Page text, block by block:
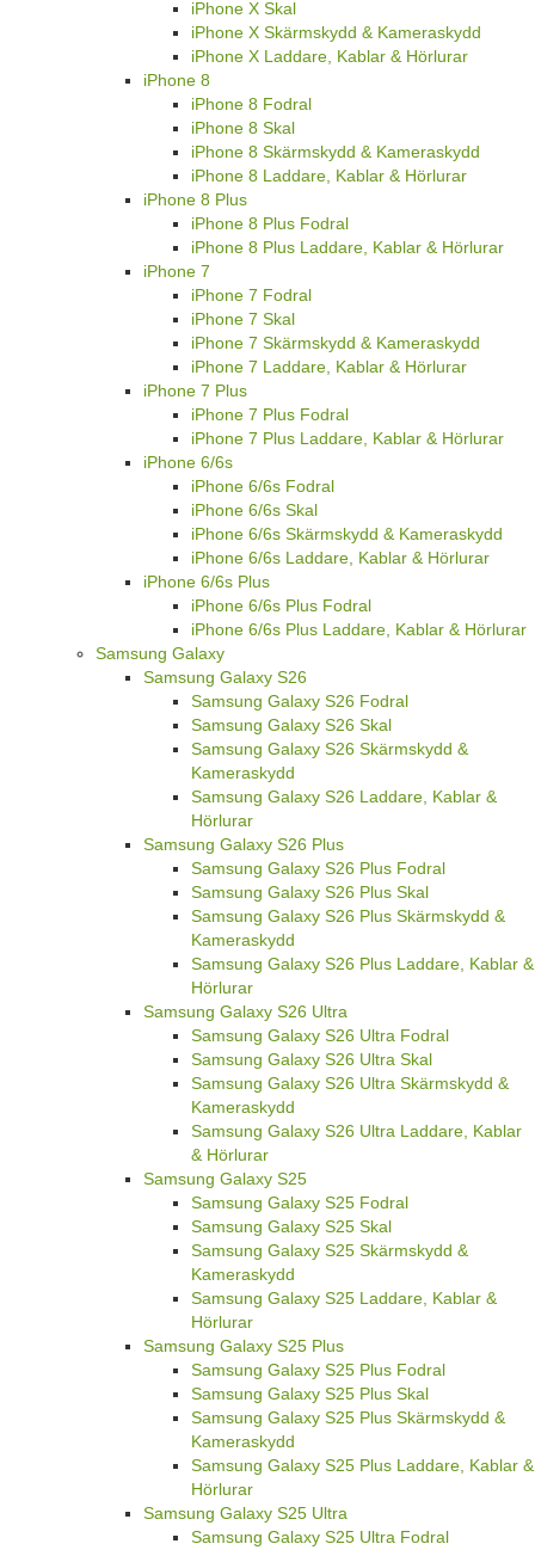
iPhone X Skal
iPhone X Skärmskydd & Kameraskydd
iPhone X Laddare, Kablar & Hörlurar
iPhone 8
iPhone 8 Fodral
iPhone 8 Skal
iPhone 8 Skärmskydd & Kameraskydd
iPhone 8 Laddare, Kablar & Hörlurar
iPhone 8 Plus
iPhone 8 Plus Fodral
iPhone 8 Plus Laddare, Kablar & Hörlurar
iPhone 7
iPhone 7 Fodral
iPhone 7 Skal
iPhone 7 Skärmskydd & Kameraskydd
iPhone 7 Laddare, Kablar & Hörlurar
iPhone 7 Plus
iPhone 7 Plus Fodral
iPhone 7 Plus Laddare, Kablar & Hörlurar
iPhone 6/6s
iPhone 6/6s Fodral
iPhone 6/6s Skal
iPhone 6/6s Skärmskydd & Kameraskydd
iPhone 6/6s Laddare, Kablar & Hörlurar
iPhone 6/6s Plus
iPhone 6/6s Plus Fodral
iPhone 6/6s Plus Laddare, Kablar & Hörlurar
Samsung Galaxy
Samsung Galaxy S26
Samsung Galaxy S26 Fodral
Samsung Galaxy S26 Skal
Samsung Galaxy S26 Skärmskydd &
Kameraskydd
Samsung Galaxy S26 Laddare, Kablar &
Hörlurar
Samsung Galaxy S26 Plus
Samsung Galaxy S26 Plus Fodral
Samsung Galaxy S26 Plus Skal
Samsung Galaxy S26 Plus Skärmskydd &
Kameraskydd
Samsung Galaxy S26 Plus Laddare, Kablar &
Hörlurar
Samsung Galaxy S26 Ultra
Samsung Galaxy S26 Ultra Fodral
Samsung Galaxy S26 Ultra Skal
Samsung Galaxy S26 Ultra Skärmskydd &
Kameraskydd
Samsung Galaxy S26 Ultra Laddare, Kablar
& Hörlurar
Samsung Galaxy S25
Samsung Galaxy S25 Fodral
Samsung Galaxy S25 Skal
Samsung Galaxy S25 Skärmskydd &
Kameraskydd
Samsung Galaxy S25 Laddare, Kablar &
Hörlurar
Samsung Galaxy S25 Plus
Samsung Galaxy S25 Plus Fodral
Samsung Galaxy S25 Plus Skal
Samsung Galaxy S25 Plus Skärmskydd &
Kameraskydd
Samsung Galaxy S25 Plus Laddare, Kablar &
Hörlurar
Samsung Galaxy S25 Ultra
Samsung Galaxy S25 Ultra Fodral